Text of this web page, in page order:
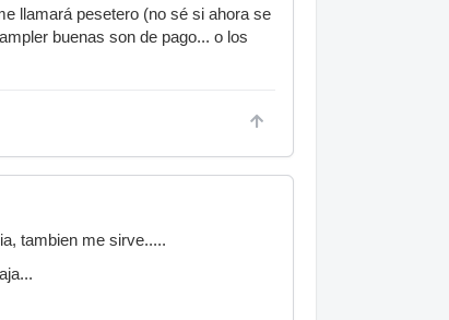
o lo que sea,si esto no se cumple
el rec para este fin claro, yo
este material para ningún fin
que tienen que ser de
adecuadas....y se podría trabajar
2, 3, overheads y charleston,
pista del micrófono, sería
para usar esta pista con un
todo midi, pero todo tenía
con un material que no
llamará pesetero (no sé si ahora se
buenas son de pago... o los
tambien me sirve.....